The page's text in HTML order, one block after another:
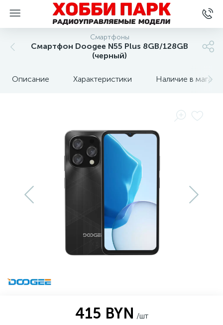
Смартфоны
Смартфон Doogee N55 Plus 8GB/128GB
(черный)
Описание Характеристики Наличие в
415 BYN /шт